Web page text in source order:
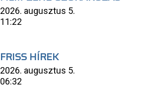
2026. augusztus 5.
11:22
FRISS HÍREK
2026. augusztus 5.
06:32